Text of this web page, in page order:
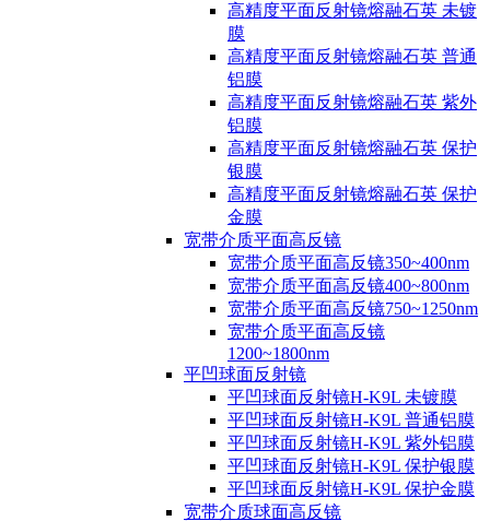
高精度平面反射镜熔融石英 未镀
膜
高精度平面反射镜熔融石英 普通
铝膜
高精度平面反射镜熔融石英 紫外
铝膜
高精度平面反射镜熔融石英 保护
银膜
高精度平面反射镜熔融石英 保护
金膜
宽带介质平面高反镜
宽带介质平面高反镜350~400nm
宽带介质平面高反镜400~800nm
宽带介质平面高反镜750~1250nm
宽带介质平面高反镜
1200~1800nm
平凹球面反射镜
平凹球面反射镜H-K9L 未镀膜
平凹球面反射镜H-K9L 普通铝膜
平凹球面反射镜H-K9L 紫外铝膜
平凹球面反射镜H-K9L 保护银膜
平凹球面反射镜H-K9L 保护金膜
宽带介质球面高反镜